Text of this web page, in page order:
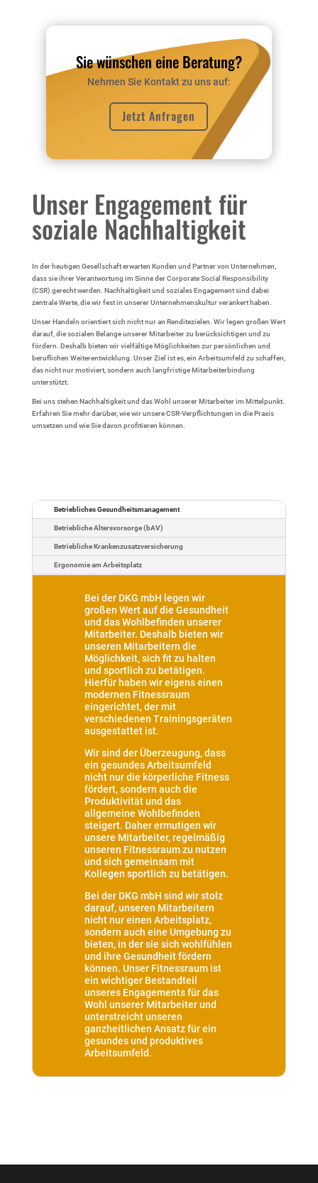
Sie wünschen eine Beratung?
Nehmen Sie Kontakt zu uns auf:
Jetzt Anfragen
Unser Engagement für
soziale Nachhaltigkeit
In der heutigen Gesellschaft erwarten Kunden und Partner von Unternehmen,
dass sie ihrer Verantwortung im Sinne der Corporate Social Responsibility
(CSR) gerecht werden. Nachhaltigkeit und soziales Engagement sind dabei
zentrale Werte, die wir fest in unserer Unternehmenskultur verankert haben.
Unser Handeln orientiert sich nicht nur an Renditezielen. Wir legen großen Wert
darauf, die sozialen Belange unserer Mitarbeiter zu berücksichtigen und zu
fördern. Deshalb bieten wir vielfältige Möglichkeiten zur persönlichen und
beruflichen Weiterentwicklung. Unser Ziel ist es, ein Arbeitsumfeld zu schaffen,
das nicht nur motiviert, sondern auch langfristige Mitarbeiterbindung
unterstützt.
Bei uns stehen Nachhaltigkeit und das Wohl unserer Mitarbeiter im Mittelpunkt.
Erfahren Sie mehr darüber, wie wir unsere CSR-Verpflichtungen in die Praxis
umsetzen und wie Sie davon profitieren können.
Betriebliches Gesundheitsmanagement
Betriebliche Altersvorsorge (bAV)
Betrieb­li­che Kran­kenzusatz­ver­si­che­rung
Ergonomie am Arbeitsplatz
Bei der DKG mbH legen wir
großen Wert auf die Gesundheit
und das Wohlbefinden unserer
Mitarbeiter. Deshalb bieten wir
unseren Mitarbeitern die
Möglichkeit, sich fit zu halten
und sportlich zu betätigen.
Hierfür haben wir eigens einen
modernen Fitnessraum
eingerichtet, der mit
verschiedenen Trainingsgeräten
ausgestattet ist.
Wir sind der Überzeugung, dass
ein gesundes Arbeitsumfeld
nicht nur die körperliche Fitness
fördert, sondern auch die
Produktivität und das
allgemeine Wohlbefinden
steigert. Daher ermutigen wir
unsere Mitarbeiter, regelmäßig
unseren Fitnessraum zu nutzen
und sich gemeinsam mit
Kollegen sportlich zu betätigen.
Bei der DKG mbH sind wir stolz
darauf, unseren Mitarbeitern
nicht nur einen Arbeitsplatz,
sondern auch eine Umgebung zu
bieten, in der sie sich wohlfühlen
und ihre Gesundheit fördern
können. Unser Fitnessraum ist
ein wichtiger Bestandteil
unseres Engagements für das
Wohl unserer Mitarbeiter und
unterstreicht unseren
ganzheitlichen Ansatz für ein
gesundes und produktives
Arbeitsumfeld.